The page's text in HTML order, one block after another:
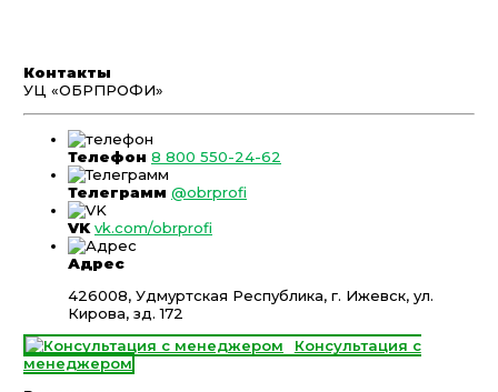
Контакты
УЦ «ОБРПРОФИ»
Телефон 8 800 550-24-62
Телеграмм @obrprofi
VK vk.com/obrprofi
Адрес
426008, Удмуртская Республика, г. Ижевск, ул.
Кирова, зд. 172
Консультация с
менеджером